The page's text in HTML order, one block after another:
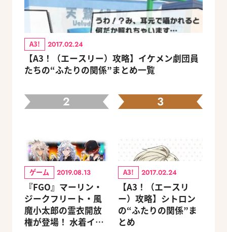
A3! 2017.02.24
【A3！（エースリー）攻略】イケメン劇団員
たちの“ふたりの関係”まとめ一覧
2
ゲーム 2019.08.13
『FGO』マーリン・
ジークフリート・風
魔小太郎の霊衣開放
権が登場！ 水着イベ
3
A3! 2017.02.24
【A3！（エースリ
ー）攻略】シトロン
の“ふたりの関係”ま
とめ